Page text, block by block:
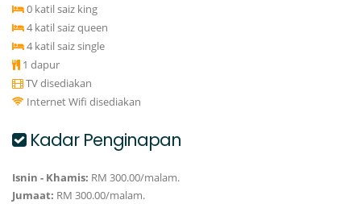
0 katil saiz king
4 katil saiz queen
4 katil saiz single
1 dapur
TV disediakan
Internet Wifi disediakan
Kadar Penginapan
Isnin - Khamis: RM 300.00/malam.
Jumaat: RM 300.00/malam.